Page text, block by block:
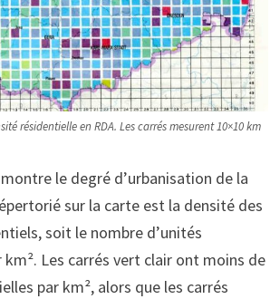
résidentielle en RDA. Les carrés mesurent 10×10 km
le degré d’urbanisation de la
sur la carte est la densité des
soit le nombre d’unités
Les carrés vert clair ont moins de
par km², alors que les carrés